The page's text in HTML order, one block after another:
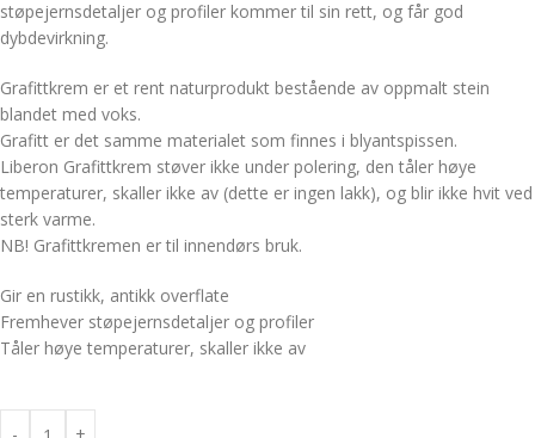
støpejernsdetaljer og profiler kommer til sin rett, og får god
dybdevirkning.
Grafittkrem er et rent naturprodukt bestående av oppmalt stein
blandet med voks.
Grafitt er det samme materialet som finnes i blyantspissen.
Liberon Grafittkrem støver ikke under polering, den tåler høye
temperaturer, skaller ikke av (dette er ingen lakk), og blir ikke hvit ved
sterk varme.
NB! Grafittkremen er til innendørs bruk.
Gir en rustikk, antikk overflate
Fremhever støpejernsdetaljer og profiler
Tåler høye temperaturer, skaller ikke av